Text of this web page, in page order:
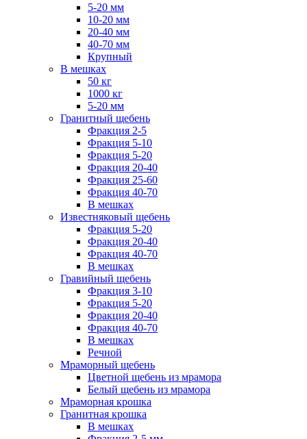
5-20 мм
10-20 мм
20-40 мм
40-70 мм
Крупный
В мешках
50 кг
1000 кг
5-20 мм
Гранитный щебень
Фракция 2-5
Фракция 5-10
Фракция 5-20
Фракция 20-40
Фракция 25-60
Фракция 40-70
В мешках
Известняковый щебень
Фракция 5-20
Фракция 20-40
Фракция 40-70
В мешках
Гравийный щебень
Фракция 3-10
Фракция 5-20
Фракция 20-40
Фракция 40-70
В мешках
Речной
Мраморный щебень
Цветной щебень из мрамора
Белый щебень из мрамора
Мраморная крошка
Гранитная крошка
В мешках